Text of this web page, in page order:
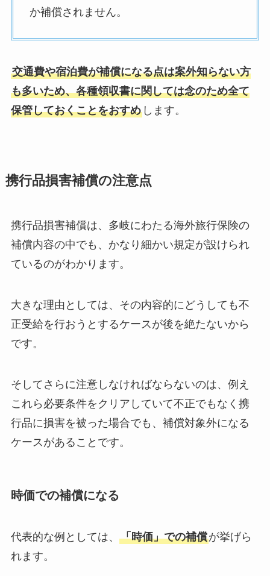
か補償されません。
交通費や宿泊費が補償になる点は案外知らない方
も多いため、各種領収書に関しては念のため全て
保管しておくことをおすめします。
携行品損害補償の注意点
携行品損害補償は、多岐にわたる海外旅行保険の
補償内容の中でも、かなり細かい規定が設けられ
ているのがわかります。
大きな理由としては、その内容的にどうしても不
正受給を行おうとするケースが後を絶たないから
です。
そしてさらに注意しなければならないのは、例え
これら必要条件をクリアしていて不正でもなく携
行品に損害を被った場合でも、補償対象外になる
ケースがあることです。
時価での補償になる
代表的な例としては、 「時価」での補償が挙げら
れます。